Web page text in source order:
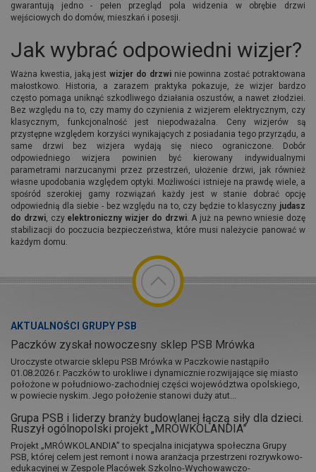
gwarantują jedno - pełen przegląd pola widzenia w obrębie drzwi
wejściowych do domów, mieszkań i posesji.
Jak wybrać odpowiedni wizjer?
Ważna kwestia, jaką jestwizjer do drzwinie powinna zostać potraktowana
małostkowo. Historia, a zarazem praktyka pokazuje, że wizjer bardzo
często pomaga uniknąć szkodliwego działania oszustów, a nawet złodziei.
Bez względu na to, czy mamy do czynienia z wizjerem elektrycznym, czy
klasycznym, funkcjonalność jest niepodważalna. Ceny wizjerów są
przystępne względem korzyści wynikających z posiadania tego przyrządu, a
same drzwi bez wizjera wydają się nieco ograniczone. Dobór
odpowiedniego wizjera powinien być kierowany indywidualnymi
parametrami narzucanymi przez przestrzeń, ułożenie drzwi, jak również
własne upodobania względem optyki. Możliwości istnieje na prawdę wiele, a
spośród szerokiej gamy rozwiązań każdy jest w stanie dobrać opcję
odpowiednią dla siebie - bez względu na to, czy będzie to klasyczny judasz
do drzwi, czy elektroniczny wizjer do drzwi. A już na pewno wniesie dozę
stabilizacji do poczucia bezpieczeństwa, które musi należycie panować w
każdym domu.
AKTUALNOŚCI GRUPY PSB
Paczków zyskał nowoczesny sklep PSB Mrówka
Uroczyste otwarcie sklepu PSB Mrówka w Paczkowie nastąpiło
01.08.2026 r. Paczków to urokliwe i dynamicznie rozwijające się miasto
położone w południowo-zachodniej części województwa opolskiego,
w powiecie nyskim. Jego położenie stanowi duży atut...
Grupa PSB i liderzy branży budowlanej łączą siły dla dzieci.
Ruszył ogólnopolski projekt „MRÓWKOLANDIA”
Projekt „MRÓWKOLANDIA” to specjalna inicjatywa społeczna Grupy
PSB, której celem jest remont i nowa aranżacja przestrzeni rozrywkowo-
edukacyjnej w Zespole Placówek Szkolno-Wychowawczo-